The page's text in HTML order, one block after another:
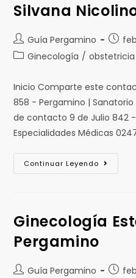
Silvana
Guía Pergamino
Ginecología / obstetricia
Inicio Comparte este
858 - Pergamino | Sanatorio
de contacto 9 de Julio 842
Especialidades Médicas
Continuar Leyendo
Ginecología
Pergamino
Guía Pergamino